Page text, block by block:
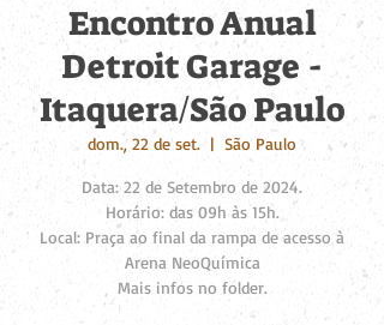
Encontro Anual
Detroit Garage -
Itaquera/São Paulo
dom., 22 de set.
  |
São Paulo
Data: 22 de Setembro de 2024.
Horário: das 09h às 15h.
Local: Praça ao final da rampa de acesso à
Arena NeoQuímica
Mais infos no folder.